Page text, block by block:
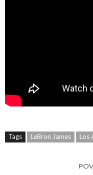
Tags LeBron James Los